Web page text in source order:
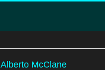
Alberto McClane